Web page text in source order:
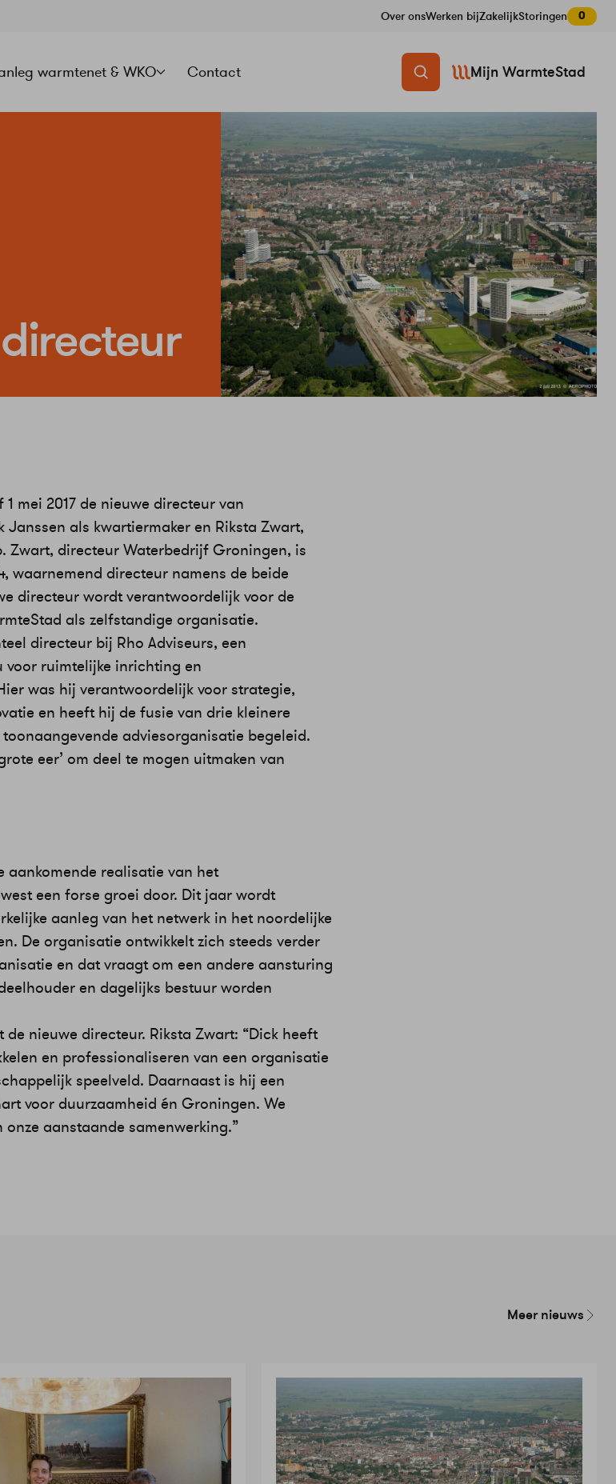
Over onsWerken bijZakelijkStoringen 0
warmtenet & WKO Contact Mijn WarmteStad
mei 2017 de nieuwe directeur van
Janssen als kwartiermaker en Riksta Zwart,
Zwart, directeur Waterbedrijf Groningen, is
waarnemend directeur namens de beide
directeur wordt verantwoordelijk voor de
als zelfstandige organisatie.
directeur bij Rho Adviseurs, een
ruimtelijke inrichting en
was hij verantwoordelijk voor strategie,
en heeft hij de fusie van drie kleinere
adviesorganisatie begeleid.
eer’ om deel te mogen uitmaken van
aankomende realisatie van het
een forse groei door. Dit jaar wordt
aanleg van het netwerk in het noordelijke
De organisatie ontwikkelt zich steeds verder
en dat vraagt om een andere aansturing
en dagelijks bestuur worden
nieuwe directeur. Riksta Zwart: “Dick heeft
en professionaliseren van een organisatie
speelveld. Daarnaast is hij een
voor duurzaamheid én Groningen. We
aanstaande samenwerking.”
Meer nieuws